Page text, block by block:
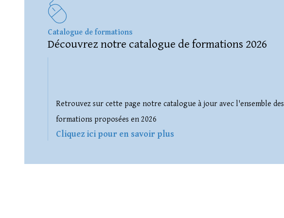
Catalogue de formations
Découvrez notre catalogue de formations 2026
Retrouvez sur cette page notre catalogue à jour avec l'ensemble des
formations proposées en 2026
Cliquez ici pour en savoir plus